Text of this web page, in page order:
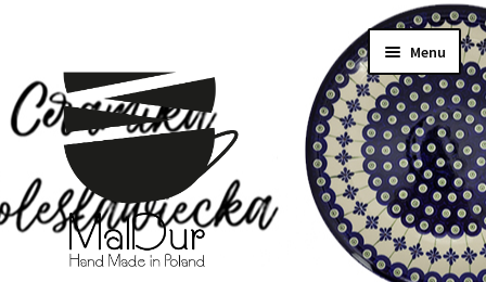
nawigacji
treści
Menu